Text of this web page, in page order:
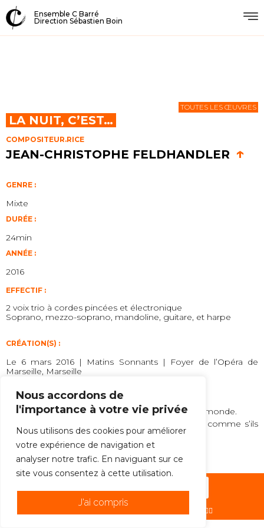
Nous accordons de
l'importance à votre vie privée
Nous utilisons des cookies pour améliorer
votre expérience de navigation et
analyser notre trafic. En naviguant sur ce
site vous consentez à cette utilisation.
J'ai compris
Ensemble C Barré
Direction Sébastien Boin
LA NUIT, C’EST…
COMPOSITEUR.RICE
JEAN-CHRISTOPHE FELDHANDLER ↑
TOUTES LES ŒUVRES
GENRE :
Mixte
DURÉE :
24min
ANNÉE :
2016
EFFECTIF :
2 voix trio à cordes pincées et électronique
Soprano, mezzo-soprano, mandoline, guitare, et harpe
CRÉATION(S) :
Le 6 mars 2016 | Matins Sonnants | Foyer de l’Opéra de
Marseille, Marseille
INTENTION :
On questionne le son comme on questionne le monde.
« Je commence à entendre les sons anciens,… comme s’ils
n’étaient pas usés. »
(John Cage,in Silence)
© 2026 -ENSEMBLE C BARRÉ | PAR HÉHO ?! ✌🏻